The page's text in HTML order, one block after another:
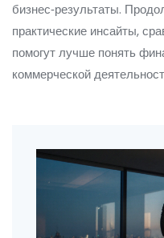
бизнес‑результаты.
практические инсайты,
помогут лучше понять
коммерческой